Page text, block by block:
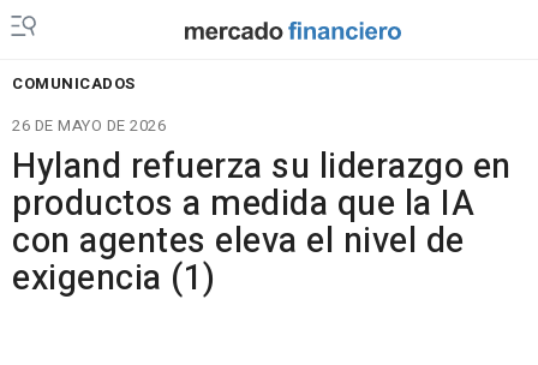
COMUNICADOS
26 DE MAYO DE 2026
Hyland refuerza su liderazgo en
productos a medida que la IA
con agentes eleva el nivel de
exigencia (1)